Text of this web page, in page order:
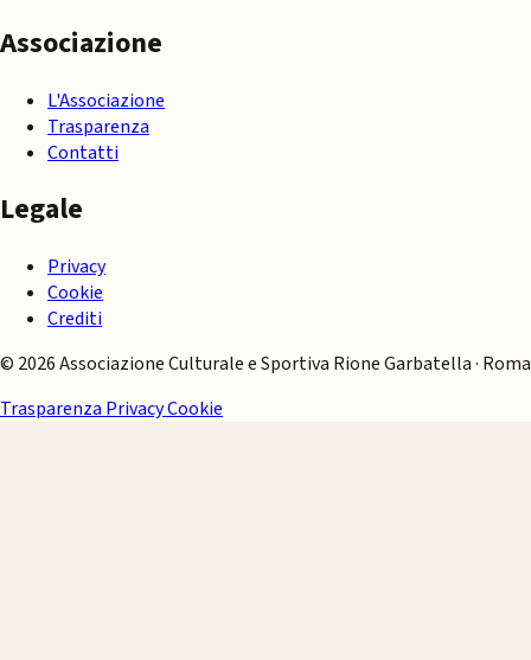
Associazione
L'Associazione
Trasparenza
Contatti
Legale
Privacy
Cookie
Crediti
© 2026 Associazione Culturale e Sportiva Rione Garbatella · Roma
Trasparenza PrivacyCookie